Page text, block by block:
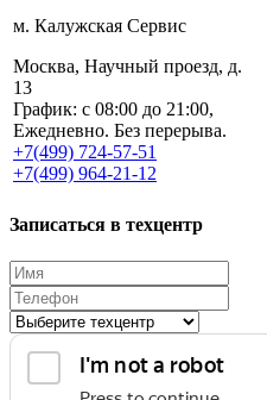
м. Калужская Сервис
Москва, Научный проезд, д.
13
График: с 08:00 до 21:00,
Ежедневно. Без перерыва.
+7(499) 724-57-51
+7(499) 964-21-12
Записаться в техцентр